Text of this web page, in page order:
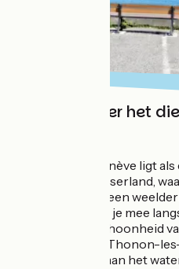
Mijmeren over het
Het meer van Genève ligt
Frankrijk en Zwitserland,
aan de groei van een
ViaRhôna neemt je mee
en toont je de schoonheid
de kuuroorden (Thonon-
het dorp Yvoire aan het